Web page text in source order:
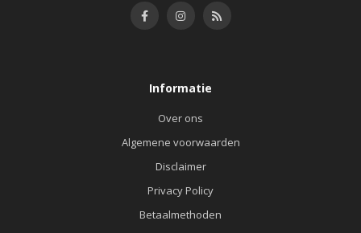
Informatie
Over ons
Algemene voorwaarden
Disclaimer
Privacy Policy
Betaalmethoden